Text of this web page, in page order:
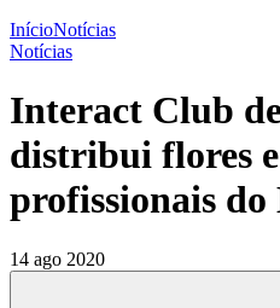
InícioNotícias
Notícias
Interact Club
distribui flores
profissionais do
14 ago 2020